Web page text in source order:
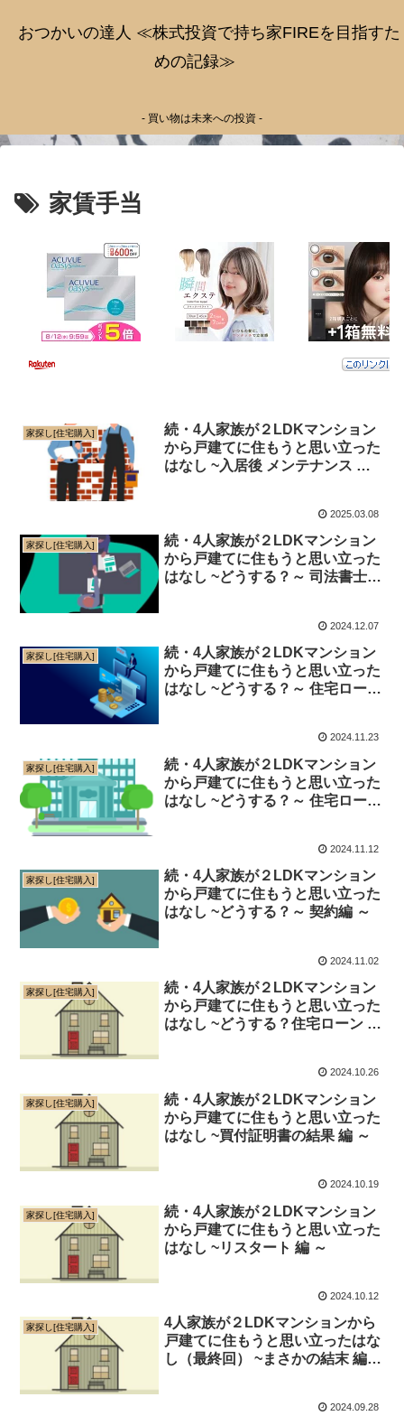
おつかいの達人 ≪株式投資で持ち家FIREを目指すた
めの記録≫
- 買い物は未来への投資 -
家賃手当
家探し[住宅購入]
続・4人家族が２LDKマンション
から戸建てに住もうと思い立った
はなし ~入居後 メンテナンス 編
2025.03.08
家探し[住宅購入]
続・4人家族が２LDKマンション
から戸建てに住もうと思い立った
はなし ~どうする？～ 司法書士面
2024.12.07
家探し[住宅購入]
続・4人家族が２LDKマンション
から戸建てに住もうと思い立った
はなし ~どうする？～ 住宅ローン
2024.11.23
家探し[住宅購入]
続・4人家族が２LDKマンション
から戸建てに住もうと思い立った
はなし ~どうする？～ 住宅ローン
2024.11.12
家探し[住宅購入]
続・4人家族が２LDKマンション
から戸建てに住もうと思い立った
はなし ~どうする？～ 契約編 ～
2024.11.02
家探し[住宅購入]
続・4人家族が２LDKマンション
から戸建てに住もうと思い立った
はなし ~どうする？住宅ローン 編
2024.10.26
家探し[住宅購入]
続・4人家族が２LDKマンション
から戸建てに住もうと思い立った
はなし ~買付証明書の結果 編 ～
2024.10.19
家探し[住宅購入]
続・4人家族が２LDKマンション
から戸建てに住もうと思い立った
はなし ~リスタート 編 ～
2024.10.12
家探し[住宅購入]
4人家族が２LDKマンションから
戸建てに住もうと思い立ったはな
し（最終回） ~まさかの結末 編
2024.09.28